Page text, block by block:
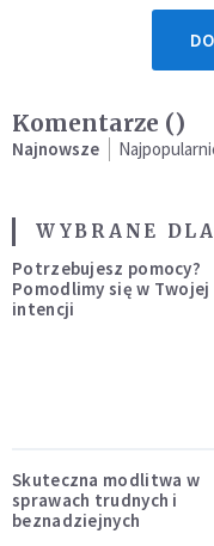
Komentarze ()
Najnowsze
WYBRANE
Potrzebujesz pomocy?
Pomodlimy się w Twojej
intencji
Skuteczna modlitwa w
sprawach trudnych i
beznadziejnych